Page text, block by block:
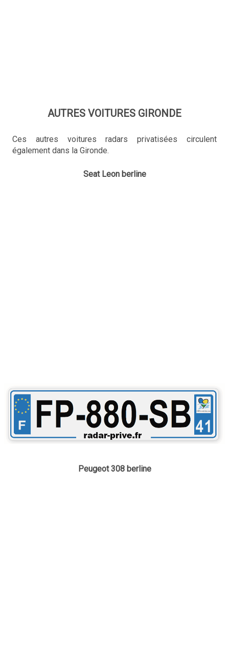
AUTRES VOITURES GIRONDE
Ces autres voitures radars privatisées circulent
également dans la Gironde.
Seat Leon berline
Peugeot 308 berline